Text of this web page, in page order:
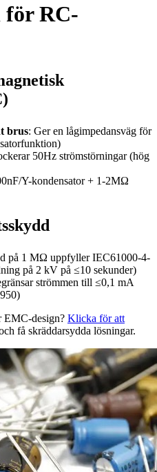
för RC-
brus: Ger en lågimpedansväg för
50Hz strömstörningar (hög
Y-kondensator + 1-2MΩ
på 1 MΩ uppfyller IEC61000-4-
på 2 kV på ≤10 sekunder)
strömmen till ≤0,1 mA
EMC-design? Klicka för att
få skräddarsydda lösningar.